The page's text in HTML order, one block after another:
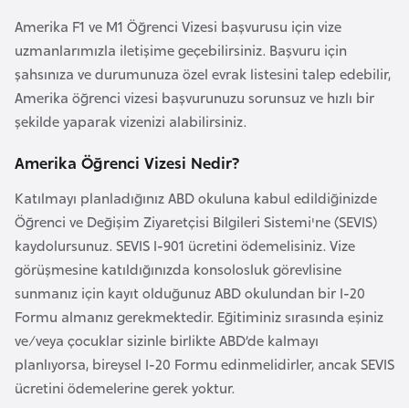
Amerika F1 ve M1 Öğrenci Vizesi başvurusu için vize
uzmanlarımızla iletişime geçebilirsiniz. Başvuru için
şahsınıza ve durumunuza özel evrak listesini talep edebilir,
Amerika öğrenci vizesi başvurunuzu sorunsuz ve hızlı bir
şekilde yaparak vizenizi alabilirsiniz.
Amerika Öğrenci Vizesi Nedir?
Katılmayı planladığınız ABD okuluna kabul edildiğinizde
Öğrenci ve Değişim Ziyaretçisi Bilgileri Sistemi'ne (SEVIS)
kaydolursunuz. SEVIS I-901 ücretini ödemelisiniz. Vize
görüşmesine katıldığınızda konsolosluk görevlisine
sunmanız için kayıt olduğunuz ABD okulundan bir I-20
Formu almanız gerekmektedir. Eğitiminiz sırasında eşiniz
ve/veya çocuklar sizinle birlikte ABD’de kalmayı
planlıyorsa, bireysel I-20 Formu edinmelidirler, ancak SEVIS
ücretini ödemelerine gerek yoktur.
o
Ç
a
d
e
k
C
u
m
h
u
r
i